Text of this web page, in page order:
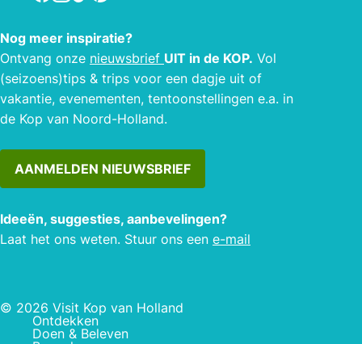
Nog meer inspiratie?
Ontvang onze nieuwsbrief UIT in de KOP. Vol
(seizoens)tips & trips voor een dagje uit of
vakantie, evenementen, tentoonstellingen e.a. in
de Kop van Noord-Holland.
AANMELDEN NIEUWSBRIEF
Ideeën, suggesties, aanbevelingen?
Laat het ons weten. Stuur ons een e-mail
© 2026 Visit Kop van Holland
Ontdekken
Doen & Beleven